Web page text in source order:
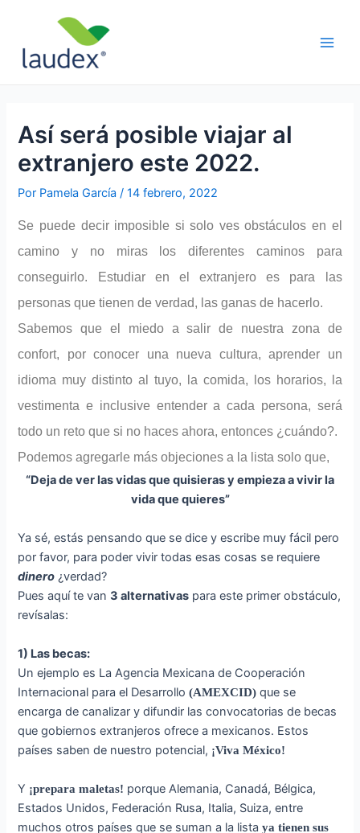
contenido
Así será posible viajar al
extranjero este 2022.
Por Pamela García/14 febrero, 2022
Se puede decir imposible si solo ves obstáculos en el
camino y no miras los diferentes caminos para
conseguirlo. Estudiar en el extranjero es para las
personas que tienen de verdad, las ganas de hacerlo.
Sabemos que el miedo a salir de nuestra zona de
confort, por conocer una nueva cultura, aprender un
idioma muy distinto al tuyo, la comida, los horarios, la
vestimenta e inclusive entender a cada persona, será
todo un reto que si no haces ahora, entonces ¿cuándo?.
Podemos agregarle más objeciones a la lista solo que,
“Deja de ver las vidas que quisieras y empieza a vivir la
vida que quieres”
Ya sé, estás pensando que se dice y escribe muy fácil pero
por favor, para poder vivir todas esas cosas se requiere
dinero ¿verdad?
Pues aquí te van3 alternativas para este primer obstáculo,
revísalas:
1) Las becas:
Un ejemplo es La Agencia Mexicana de Cooperación
Internacional para el Desarrollo(AMEXCID) que se
encarga de canalizar y difundir las convocatorias de becas
que gobiernos extranjeros ofrece a mexicanos. Estos
países saben de nuestro potencial, ¡Viva México!
Y ¡prepara maletas! porque Alemania, Canadá, Bélgica,
Estados Unidos, Federación Rusa, Italia, Suiza, entre
muchos otros países que se suman a la listaya tienen sus
entradas